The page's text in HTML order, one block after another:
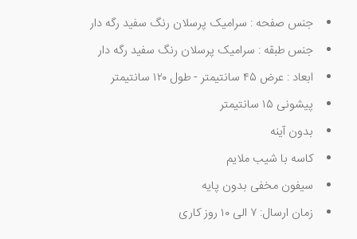
جنس صفحه : سرامیک پرسلان رنگ سفید رگه دار
جنس طبقه : سرامیک پرسلان رنگ سفید رگه دار
ابعاد : عرض ۴۵ سانتیمتر - طول ۱۲۰ سانتیمتر
پیشونی ۱۵ سانتیمتر
بدون آینه
کاسه با شیب ملایم
سیفون مخفی بدون پایه
زمان ارسال: ۷ الی ۱۰ روز کاری